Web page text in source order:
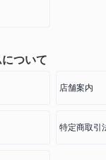
ついて
店舗案内
特定商取引